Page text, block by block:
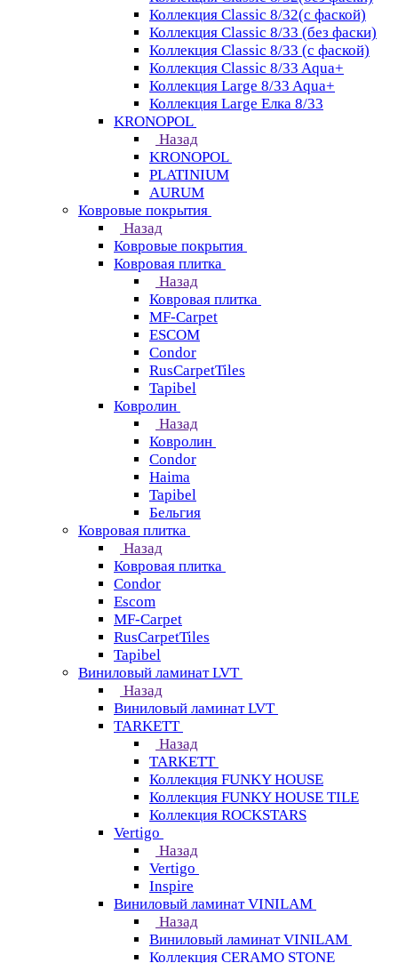
Коллекция Classic 8/32(с фаской)
Коллекция Classic 8/33 (без фаски)
Коллекция Classic 8/33 (с фаской)
Коллекция Classic 8/33 Aqua+
Коллекция Large 8/33 Aqua+
Коллекция Large Елка 8/33
KRONOPOL
Назад
KRONOPOL
PLATINIUM
AURUM
Ковровые покрытия
Назад
Ковровые покрытия
Ковровая плитка
Назад
Ковровая плитка
MF-Carpet
ESCOM
Condor
RusCarpetTiles
Tapibel
Ковролин
Назад
Ковролин
Condor
Haima
Tapibel
Бельгия
Ковровая плитка
Назад
Ковровая плитка
Condor
Escom
MF-Carpet
RusCarpetTiles
Tapibel
Виниловый ламинат LVT
Назад
Виниловый ламинат LVT
TARKETT
Назад
TARKETT
Коллекция FUNKY HOUSE
Коллекция FUNKY HOUSE TILE
Коллекция ROCKSTARS
Vertigo
Назад
Vertigo
Inspire
Виниловый ламинат VINILAM
Назад
Виниловый ламинат VINILAM
Коллекция CERAMO STONE